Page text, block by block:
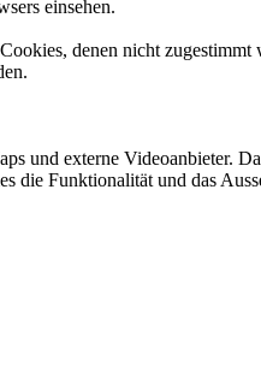
einsehen.
denen nicht
und externe Videoanbieter.
die Funktionalität und das